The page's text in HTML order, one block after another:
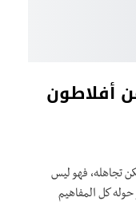
أفلاطون
تجاهله، فهو ليس
كل المفاهيم